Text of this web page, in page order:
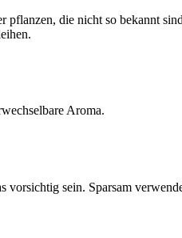
pflanzen, die nicht so bekannt
Aroma.
sein. Sparsam